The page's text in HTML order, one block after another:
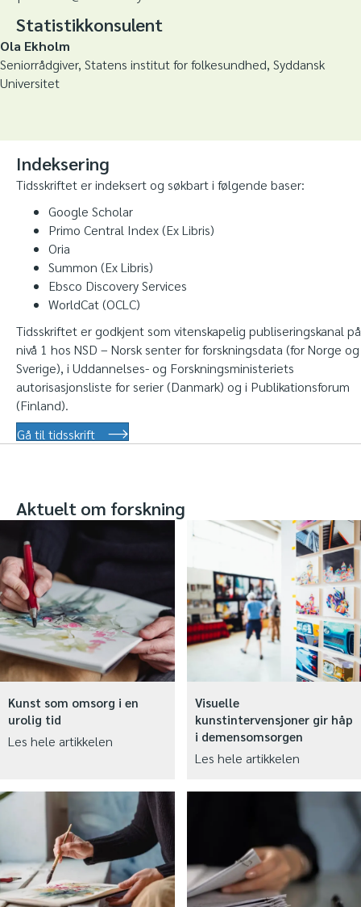
Statistikkonsulent
Ola Ekholm
Seniorrådgiver, Statens institut for folkesundhed, Syddansk
Universitet
Indeksering
Tidsskriftet er indeksert og søkbart i følgende baser:
Google Scholar
Primo Central Index (Ex Libris)
Oria
Summon (Ex Libris)
Ebsco Discovery Services
WorldCat (OCLC)
Tidsskriftet er godkjent som vitenskapelig publiseringskanal på
nivå 1 hos NSD – Norsk senter for forskningsdata (for Norge og
Sverige), i Uddannelses- og Forskningsministeriets
autorisasjonsliste for serier (Danmark) og i Publikationsforum
(Finland).
Gå til tidsskrift
Aktuelt om forskning
Kunst som omsorg i en
urolig tid
Les hele artikkelen
Visuelle
kunstintervensjoner gir håp
i demensomsorgen
Les hele artikkelen